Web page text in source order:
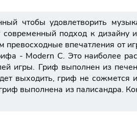
чтобы удовлетворить
современный подход к
впечатления от
- Modern C. Это наиболее
игры. Гриф выполнен из
выходить, гриф не сожмется
выполнена из палисандра.